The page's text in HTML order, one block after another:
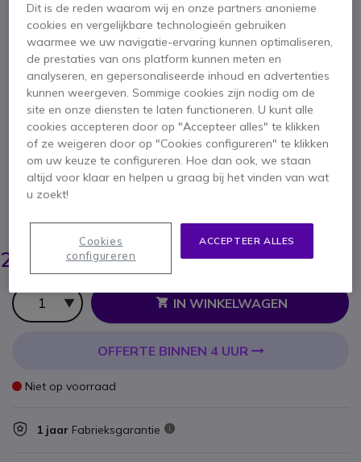
Alcatel ALE-100
Alfabetisch
QWERTY-
toetsenbord
SKU ALALE100QW // Referentie fabrikant: 3ML37100DW
QWERTY-toetsenbord voor Alcatel ALE-
300/400/500-telefoon
BESPAAR 18,00 €
29,95 € ex. BTW- 36,24 €
Aantal
IN WINKELWAGEN
OFFERTE BINNEN 4 UUR
Niet op voorraad
1 jaar Fabrieksgarantie
Ga naar het begin van de afbeeldingen-gallerij
Dit is de reden waarom wij en onze partners anonieme
cookies en vergelijkbare technologieën gebruiken
waarmee we uw navigatie-ervaring kunnen optimaliseren,
de prestaties van ons platform kunnen meten en
analyseren, en gepersonaliseerde inhoud en advertenties
kunnen weergeven. Sommige cookies zijn nodig om de
site en onze diensten te laten functioneren. U kunt alle
cookies accepteren door op "Accepteer alles" te klikken
of ze weigeren door op "Cookies configureren" te klikken
om uw keuze te configureren. Hoe dan ook, we staan
altijd voor klaar en helpen u graag bij het vinden van wat
u zoekt!
ACCEPTEER ALLES
Cookies
configureren